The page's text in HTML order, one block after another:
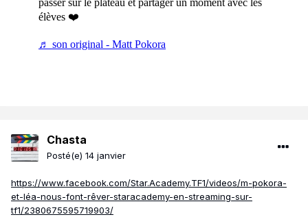
Chasta
Posté(e) 14 janvier
https://www.facebook.com/Star.Academy.TF1/videos/m-pokora-
et-léa-nous-font-rêver-staracademy-en-streaming-sur-
tf1/2380675595719903/